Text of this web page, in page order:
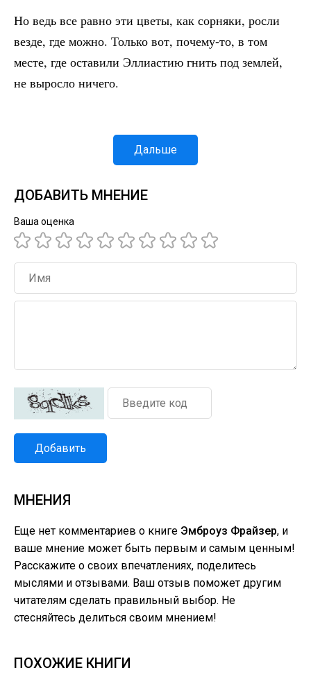
Но ведь все равно эти цветы, как сорняки, росли
везде, где можно. Только вот, почему-то, в том
месте, где оставили Эллиастию гнить под землей,
не выросло ничего.
Дальше
ДОБАВИТЬ МНЕНИЕ
Ваша оценка
Добавить
МНЕНИЯ
Еще нет комментариев о книге Эмброуз Фрайзер, и
ваше мнение может быть первым и самым ценным!
Расскажите о своих впечатлениях, поделитесь
мыслями и отзывами. Ваш отзыв поможет другим
читателям сделать правильный выбор. Не
стесняйтесь делиться своим мнением!
ПОХОЖИЕ КНИГИ